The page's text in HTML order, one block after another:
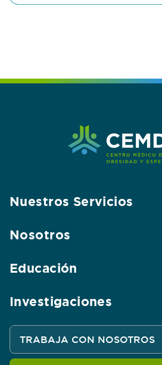
Nuestros Servicios
Nosotros
Educación
Investigaciones
TRABAJA CON NOSOTROS